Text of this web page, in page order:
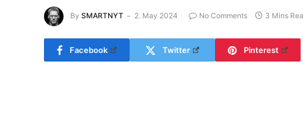
By SMARTNYT 2. May 2024 No Comments 3 Mins
Facebook Twitter Pinterest